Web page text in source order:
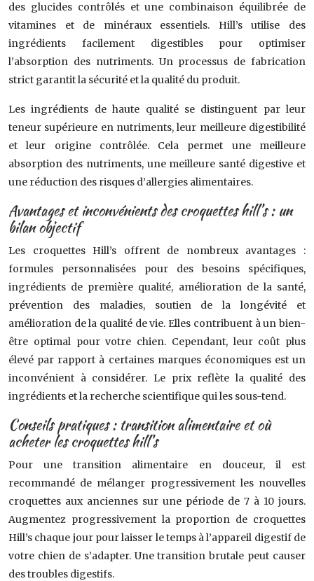
des glucides contrôlés et une combinaison équilibrée de
vitamines et de minéraux essentiels. Hill’s utilise des
ingrédients facilement digestibles pour optimiser
l’absorption des nutriments. Un processus de fabrication
strict garantit la sécurité et la qualité du produit.
Les ingrédients de haute qualité se distinguent par leur
teneur supérieure en nutriments, leur meilleure digestibilité
et leur origine contrôlée. Cela permet une meilleure
absorption des nutriments, une meilleure santé digestive et
une réduction des risques d’allergies alimentaires.
Avantages et inconvénients des croquettes hill’s : un
bilan objectif
Les croquettes Hill’s offrent de nombreux avantages :
formules personnalisées pour des besoins spécifiques,
ingrédients de première qualité, amélioration de la santé,
prévention des maladies, soutien de la longévité et
amélioration de la qualité de vie. Elles contribuent à un bien-
être optimal pour votre chien. Cependant, leur coût plus
élevé par rapport à certaines marques économiques est un
inconvénient à considérer. Le prix reflète la qualité des
ingrédients et la recherche scientifique qui les sous-tend.
Conseils pratiques : transition alimentaire et où
acheter les croquettes hill’s
Pour une transition alimentaire en douceur, il est
recommandé de mélanger progressivement les nouvelles
croquettes aux anciennes sur une période de 7 à 10 jours.
Augmentez progressivement la proportion de croquettes
Hill’s chaque jour pour laisser le temps à l’appareil digestif de
votre chien de s’adapter. Une transition brutale peut causer
des troubles digestifs.